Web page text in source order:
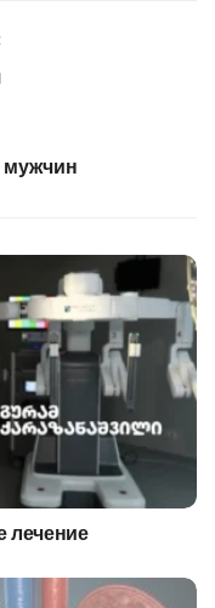
мужчин
лечение